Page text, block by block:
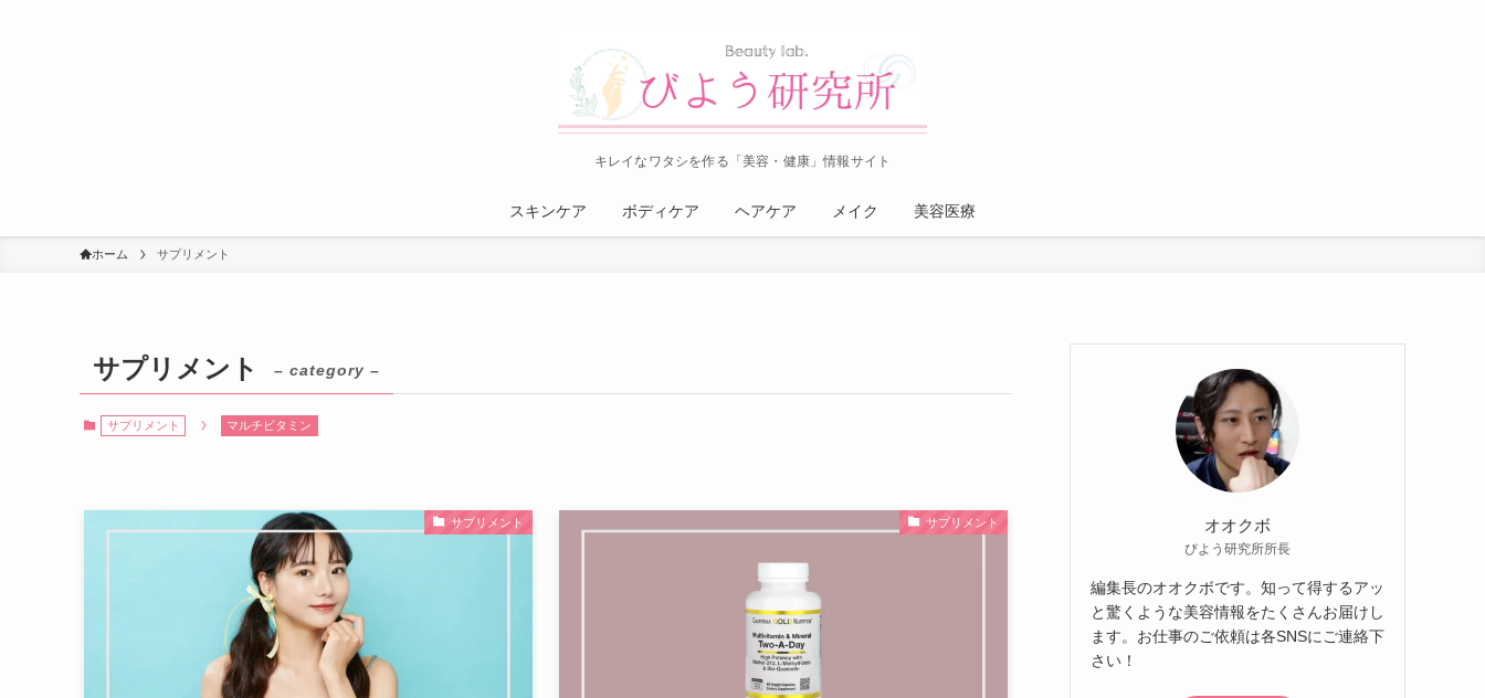
キレイなワタシを作る「美容・健康」情報サイト
スキンケア ボディケア ヘアケア メイク 美容医療
ホーム サプリメント
サプリメント – category –
サプリメント マルチビタミン
サプリメント サプリメント オオクボ
びよう研究所所長
編集長のオオクボです。知って得するアッ
と驚くような美容情報をたくさんお届けし
ます。お仕事のご依頼は各SNSにご連絡下
さい！